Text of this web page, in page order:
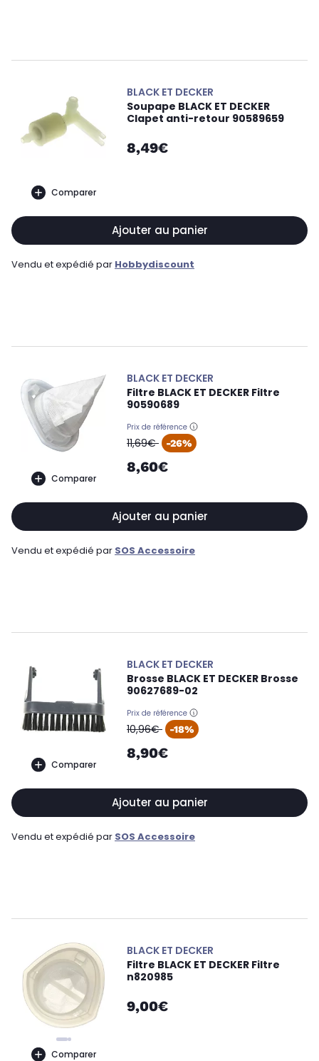
Comparer
BLACK ET DECKER
Soupape BLACK ET DECKER
Clapet anti-retour 90589659
8,49€
Ajouter au panier
Vendu et expédié par Hobbydiscount
Comparer
BLACK ET DECKER
Filtre BLACK ET DECKER Filtre
90590689
Prix de référence
oldPrice
11,69€ -26%
8,60€
Ajouter au panier
Vendu et expédié par SOS Accessoire
Comparer
BLACK ET DECKER
Brosse BLACK ET DECKER Brosse
90627689-02
Prix de référence
oldPrice
10,96€ -18%
8,90€
Ajouter au panier
Vendu et expédié par SOS Accessoire
Comparer
BLACK ET DECKER
Filtre BLACK ET DECKER Filtre
n820985
9,00€